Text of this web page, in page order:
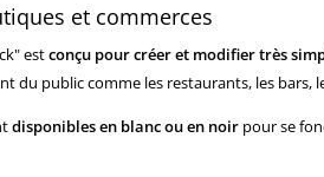
et commerces
estconçu pour créer et modifier très
du public comme les restaurants, les bars,
disponibles en blanc ou en noir pour se